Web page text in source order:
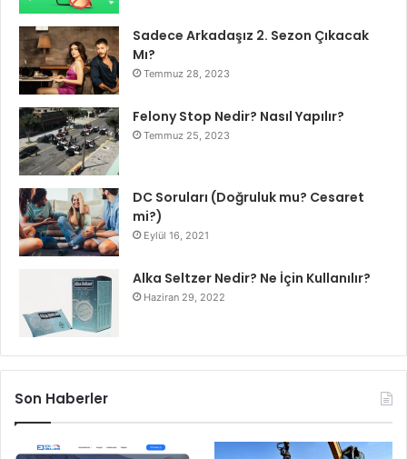
Sadece Arkadaşız 2. Sezon Çıkacak
Mı?
Temmuz 28, 2023
Felony Stop Nedir? Nasıl Yapılır?
Temmuz 25, 2023
DC Soruları (Doğruluk mu? Cesaret
mi?)
Eylül 16, 2021
Alka Seltzer Nedir? Ne İçin Kullanılır?
Haziran 29, 2022
Son Haberler